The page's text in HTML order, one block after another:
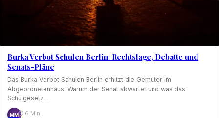
Burka Verbot Schulen Berlin: Rechtslage, Debatte und
Senats-Pläne
Das Burka Verbot Schulen Berlin erhitzt die Gemüter im
Abgeordnetenhaus. Warum der Senat abwartet und was das
Schulgesetz…
MM⏱ 6 Min.